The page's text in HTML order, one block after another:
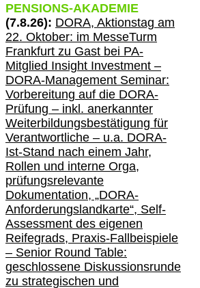
PENSIONS-AKADEMIE
(7.8.26): DORA, Aktionstag am
22. Oktober: im MesseTurm
Frankfurt zu Gast bei PA-
Mitglied Insight Investment –
DORA-Management Seminar:
Vorbereitung auf die DORA-
Prüfung – inkl. anerkannter
Weiterbildungsbestätigung für
Verantwortliche – u.a. DORA-
Ist-Stand nach einem Jahr,
Rollen und interne Orga,
prüfungsrelevante
Dokumentation, „DORA-
Anforderungslandkarte“, Self-
Assessment des eigenen
Reifegrads, Praxis-Fallbeispiele
– Senior Round Table:
geschlossene Diskussionsrunde
zu strategischen und